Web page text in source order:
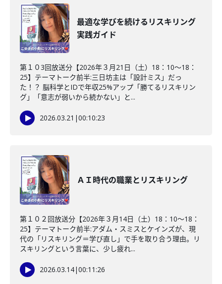
最適な学びを続けるリスキリング
実践ガイド
第１０3回放送分【2026年３月21日（土）18：10～18：
25】テーマトーク前半:三日坊主は「設計ミス」だっ
た！？ 脳科学とIDで年収25%アップ「勝てるリスキリン
グ」「意志が弱いから続かない」と...
2026.03.21 |00:10:23
ＡＩ時代の職業とリスキリング
第１０２回放送分【2026年３月14日（土）18：10～18：
25】テーマトーク前半:アダム・スミスとケインズが、現
代の「リスキリング＝学び直し」で手を取り合う理由。リ
スキリングという言葉に、少し疲れ...
2026.03.14|00:11:26